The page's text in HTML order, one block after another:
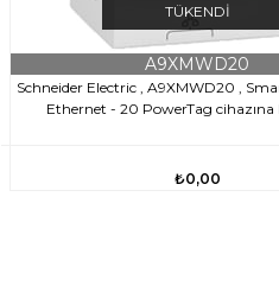
TÜKENDI
Schneider Electric , A9XMWD20 ,
Ethernet - 20 PowerTag cihazına
A9XMWD20
₺0,00